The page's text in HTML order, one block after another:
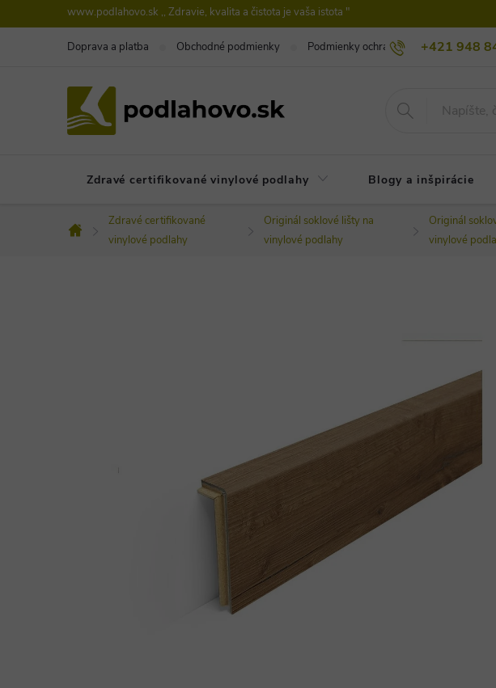
na
www.podlahovo.sk ,, Zdravie, kvalita a čistota je vaša istota "
+421 948
Doprava a platba Obchodné podmienky Podmienky ochrany osobných údajov
Zdravé certifikované vinylové podlahy Blogy a inšpirácie
Domov
Zdravé certifikované
vinylové podlahy
Originál soklové lišty na
vinylové podlahy
Originál
vinylové